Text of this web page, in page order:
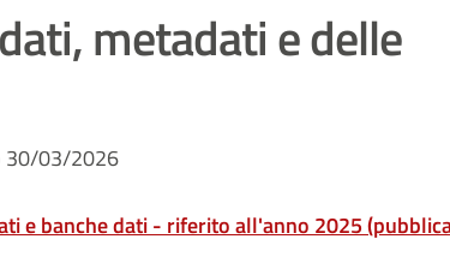
metadati e delle
30/03/2026
e banche dati - riferito all'anno 2025